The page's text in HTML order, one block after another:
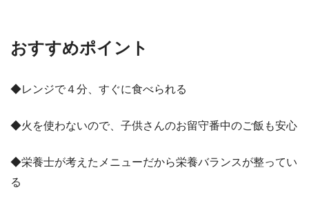
おすすめポイント
◆レンジで４分、すぐに食べられる
◆火を使わないので、子供さんのお留守番中のご飯も安心
◆栄養士が考えたメニューだから栄養バランスが整ってい
る